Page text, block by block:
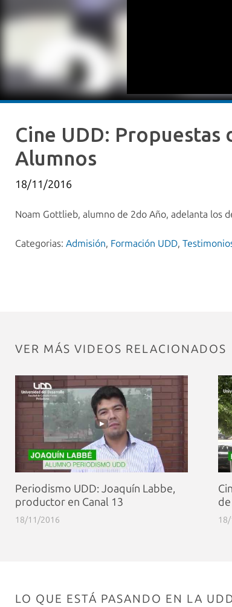
Cine UDD:
Alumnos
18/11/2016
Noam Gottlieb, alumno de 2do Año, adelanta los
Categorias: Admisión, Formación UDD,
VER MÁS VIDEOS RELACIONADOS
Periodismo UDD: Joaquín Labbe,
productor en Canal 13
18/11/2016
LO QUE ESTÁ PASANDO EN LA